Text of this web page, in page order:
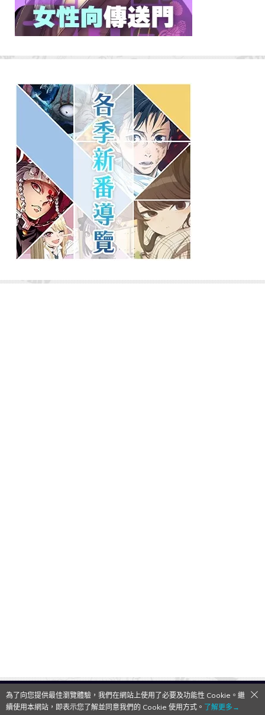
QooApp Limited © 2026
為了向您提供最佳瀏覽體驗，我們在網站上使用了必要及功能性 Cookie。繼
續使用本網站，即表示您了解並同意我們的 Cookie 使用方式。 了解更多→